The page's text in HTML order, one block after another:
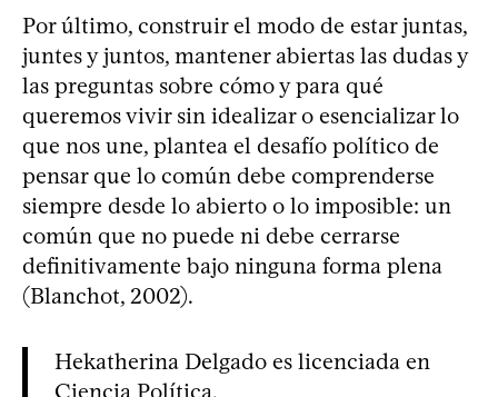
Por último, construir el modo de estar juntas,
juntes y juntos, mantener abiertas las dudas y
las preguntas sobre cómo y para qué
queremos vivir sin idealizar o esencializar lo
que nos une, plantea el desafío político de
pensar que lo común debe comprenderse
siempre desde lo abierto o lo imposible: un
común que no puede ni debe cerrarse
definitivamente bajo ninguna forma plena
(Blanchot, 2002).
Hekatherina Delgado es licenciada en
Ciencia Política.